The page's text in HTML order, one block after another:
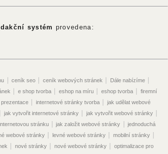
systém provedena:
|ceník seo |ceník webových stránek Dále nabízíme|
|e shop tvorba eshop na míru| eshop tvorba|
firemní
internetové stránky tvorba|
jak udělat webové
jak vytvořit internetové stránky| jak vytvořit webové stránky|
stránku|jak založit webové stránky |jednoduchá
webové stránky| levné webové stránky| mobilní stránky|
nové stránky nové webové stránky|
optimalizace pro